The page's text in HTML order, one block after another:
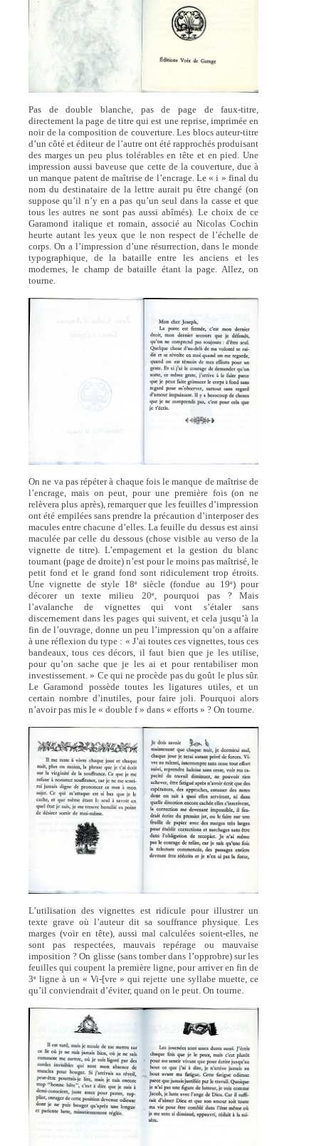
Pas de double blanche, pas de page de faux-titre,
directement la page de titre qui est une reprise, imprimée en
noir de la composition de couverture. Les blocs auteur-titre
d’un côté et éditeur de l’autre ont été rapprochés produisant
des marges un peu plus tolérables en tête et en pied. Une
impression aussi baveuse que cette de la couverture, due à
un manque patent de maîtrise de l’encrage. Le « i » final du
nom du destinataire de la lettre aurait pu être changé (on
suppose qu’il n’y en a pas qu’un seul dans la casse et que
tous les autres ne sont pas aussi abîmés). Le choix de ce
Garamond italique et romain, associé au Nicolas Cochin
heurte autant les yeux que le non respect de l’échelle de
corps. On a l’impression d’une résurrection, dans le monde
typographique, de la bataille entre les anciens et les
modernes, le champ de bataille étant la page. Allez, on
tourne.
On ne va pas répéter à chaque fois le manque de maîtrise de
l’encrage, mais on peut, pour une première fois (on ne
relèvera plus après), remarquer que les feuilles d’impression
ont été empilées sans prendre la précaution d’interposer des
macules entre chacune d’elles. La feuille du dessus est ainsi
maculée par celle du dessous (chose visible au verso de la
vignette de titre). L’empagement et la gestion du blanc
tournant (page de droite) n’est pour le moins pas maîtrisé, le
petit fond et le grand fond sont ridiculement trop étroits.
Une vignette de style 18e siècle (fondue au 19e) pour
décorer un texte milieu 20e, pourquoi pas ? Mais
l’avalanche de vignettes qui vont s’étaler sans
discernement dans les pages qui suivent, et cela jusqu’à la
fin de l’ouvrage, donne un peu l’impression qu’on a affaire
à une réflexion du type : « J’ai toutes ces vignettes, tous ces
bandeaux, tous ces décors, il faut bien que je les utilise,
pour qu’on sache que je les ai et pour rentabiliser mon
investissement. » Ce qui ne procède pas du goût le plus sûr.
Le Garamond possède toutes les ligatures utiles, et un
certain nombre d’inutiles, pour faire joli. Pourquoi alors
n’avoir pas mis le « double f » dans « efforts » ? On tourne.
L’utilisation des vignettes est ridicule pour illustrer un
texte grave où l’auteur dit sa souffrance physique. Les
marges (voir en tête), aussi mal calculées soient-elles, ne
sont pas respectées, mauvais repérage ou mauvaise
imposition ? On glisse (sans tomber dans l’opprobre) sur les
feuilles qui coupent la première ligne, pour arriver en fin de
3eligne à un « Vi-[vre » qui rejette une syllabe muette, ce
qu’il conviendrait d’éviter, quand on le peut. On tourne.